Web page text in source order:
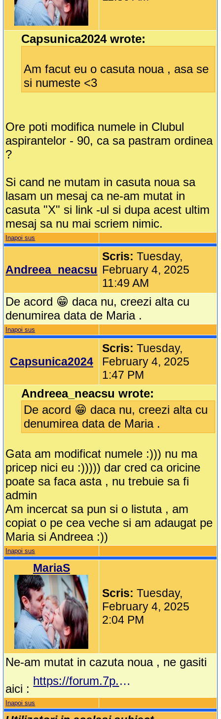
Capsunica2024 wrote:
Am facut eu o casuta noua , asa se
si numeste <3
Ore poti modifica numele in Clubul
aspirantelor - 90, ca sa pastram ordinea
?
Si cand ne mutam in casuta noua sa
lasam un mesaj ca ne-am mutat in
casuta "X" si link -ul si dupa acest ultim
mesaj sa nu mai scriem nimic.
Inapoi sus
Andreea_neacsu
Scris:Tuesday,
February 4, 2025
11:49 AM
De acord 😁 daca nu, creezi alta cu
denumirea data de Maria .
Inapoi sus
Capsunica2024
Scris:Tuesday,
February 4, 2025
1:47 PM
Andreea_neacsu wrote:
De acord 😁 daca nu, creezi alta cu
denumirea data de Maria .
Gata am modificat numele :))) nu ma
pricep nici eu :))))) dar cred ca oricine
poate sa faca asta , nu trebuie sa fi
admin
Am incercat sa pun si o listuta , am
copiat o pe cea veche si am adaugat pe
Maria si Andreea :))
Inapoi sus
MariaS
Scris:Tuesday,
February 4, 2025
2:04 PM
Ne-am mutat in cazuta noua , ne gasiti
aici :
https://forum.7p.ro/clubul-aspirantelor---90.aspx?g=posts&t=19873
Inapoi sus